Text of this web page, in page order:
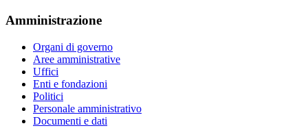
Amministrazione
Organi di governo
Aree amministrative
Uffici
Enti e fondazioni
Politici
Personale amministrativo
Documenti e dati